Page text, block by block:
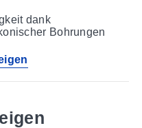
geprägt sind
dank
Bohrungen